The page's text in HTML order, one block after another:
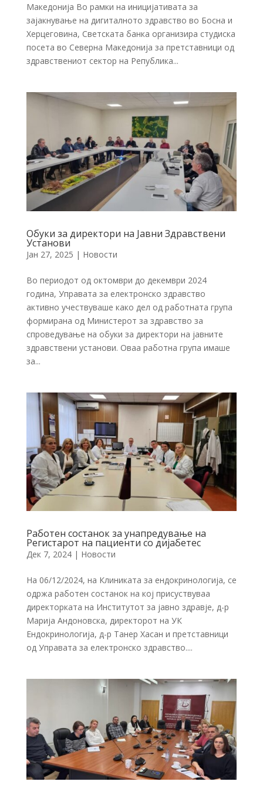
Македонија Во рамки на иницијативата за
зајакнување на дигиталното здравство во Босна и
Херцеговина, Светската банка организира студиска
посета во Северна Македонија за претставници од
здравствениот сектор на Република...
Обуки за директори на Јавни Здравствени
Установи
Јан 27, 2025 | Новости
Во периодот од октомври до декември 2024
година, Управата за електронско здравство
активно учествуваше како дел од работната група
формирана од Министерот за здравство за
спроведување на обуки за директори на јавните
здравствени установи. Оваа работна група имаше
за...
Работен состанок за унапредување на
Регистарот на пациенти со дијабетес
Дек 7, 2024| Новости
На 06/12/2024, на Клиниката за ендокринологија, се
одржа работен состанок на кој присуствуваа
директорката на Институтот за јавно здравје, д-р
Марија Андоновска, директорот на УК
Ендокринологија, д-р Танер Хасан и претставници
од Управата за електронско здравство....